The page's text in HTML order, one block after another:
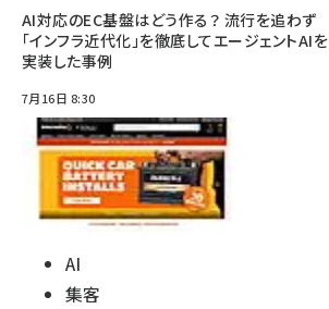
AI対応のEC基盤はどう作る？ 流行を追わず
「インフラ近代化」を徹底してエージェントAIを
実装した事例
7月16日 8:30
AI
集客